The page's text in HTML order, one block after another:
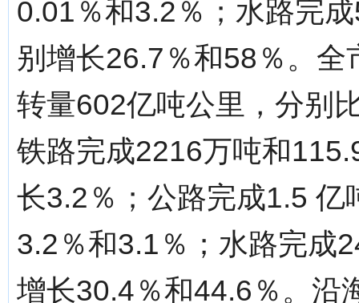
0.01％和3.2％；水路完
别增长26.7％和58％。
转量602亿吨公里，分别
铁路完成2216万吨和
长3.2％；公路完成1.5
3.2％和3.1％；水路完成
增长30.4％和44.6％。沿